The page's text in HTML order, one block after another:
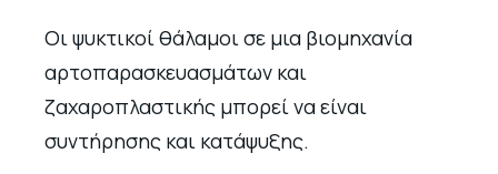
Οι ψυκτικοί θάλαμοι σε μια βιομηχανία
αρτοπαρασκευασμάτων και
ζαχαροπλαστικής μπορεί να είναι
συντήρησης και κατάψυξης.